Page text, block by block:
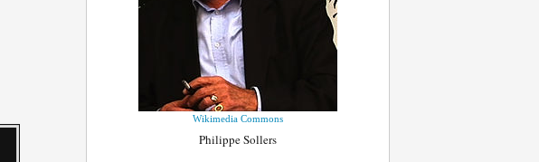
Wikimedia Commons
Philippe Sollers